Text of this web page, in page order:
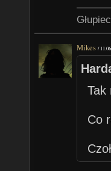
Mikes /
Tak
Co